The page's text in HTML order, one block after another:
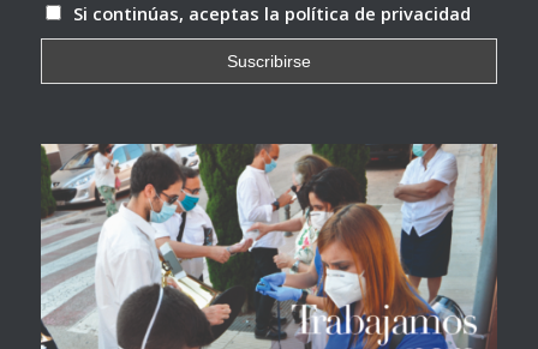
Si continúas, aceptas la política de privacidad